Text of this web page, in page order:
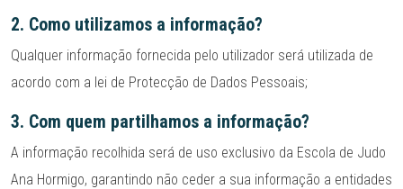
2. Como utilizamos a informação?
Qualquer informação fornecida pelo utilizador será utilizada de
acordo com a lei de Protecção de Dados Pessoais;
3. Com quem partilhamos a informação?
A informação recolhida será de uso exclusivo da Escola de Judo
Ana Hormigo, garantindo não ceder a sua informação a entidades